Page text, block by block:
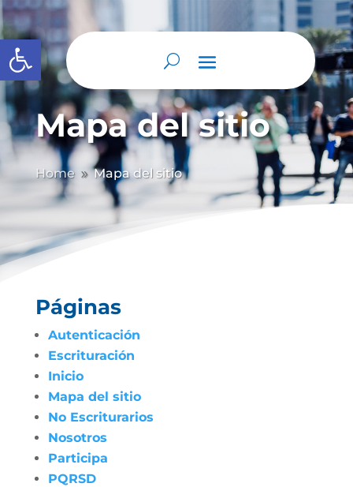
Abrir barra de herramientas
Mapa del sitio
Home 9 Mapa del sitio
Páginas
Autenticación
Escrituración
Inicio
Mapa del sitio
No Escriturarios
Nosotros
Participa
PQRSD